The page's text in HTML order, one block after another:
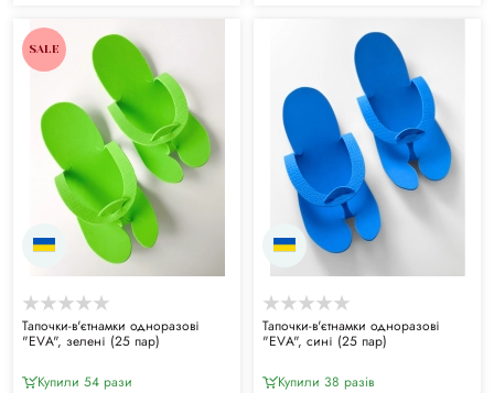
SALE
Тапочки-в'єтнамки одноразові
"ЕVА", зелені (25 пар)
Купили 54 рази
Тапочки-в'єтнамки одноразові
"ЕVА", сині (25 пар)
Купили 38 разiв